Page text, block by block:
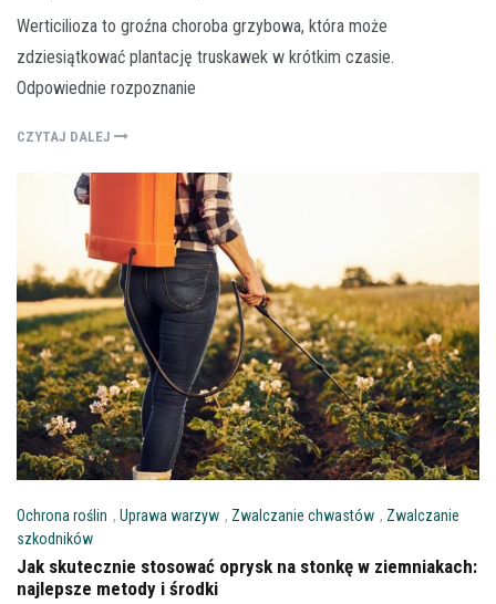
Werticilioza to groźna choroba grzybowa, która może
zdziesiątkować plantację truskawek w krótkim czasie.
Odpowiednie rozpoznanie
CZYTAJ DALEJ
Ochrona roślin , Uprawa warzyw , Zwalczanie chwastów , Zwalczanie
szkodników
Jak skutecznie stosować oprysk na stonkę w ziemniakach:
najlepsze metody i środki